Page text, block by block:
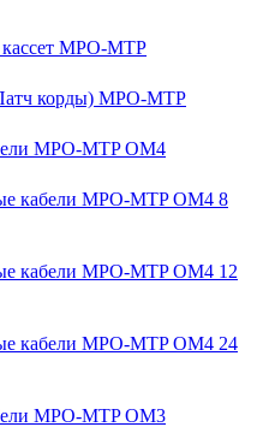
MPO-MTP
корды) MPO-MTP
MPO-MTP OM4
кабели MPO-MTP OM4 8
кабели MPO-MTP OM4 12
кабели MPO-MTP OM4 24
MPO-MTP OM3